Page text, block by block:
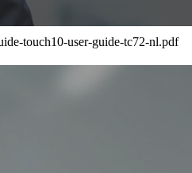
touch10-user-guide-tc72-nl.pdf